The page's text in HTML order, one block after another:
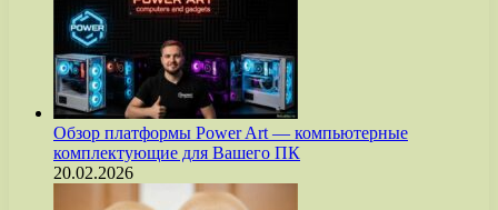
Обзор платформы Power Art — компьютерные
комплектующие для Вашего ПК
20.02.2026